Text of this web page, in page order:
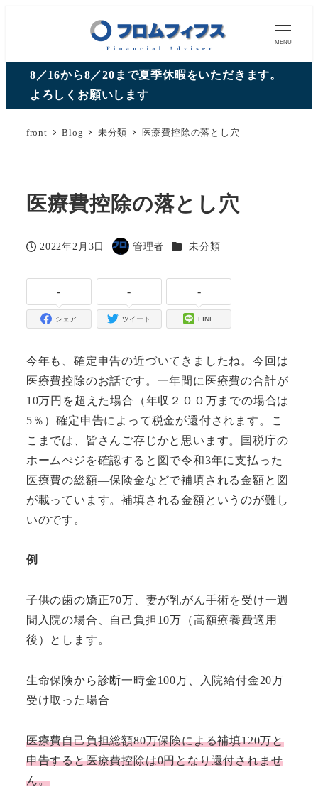
MENU
8／16から8／20まで夏季休暇をいただきます。
よろしくお願いします
front Blog 未分類 医療費控除の落とし穴
医療費控除の落とし穴
投稿日
2022年2月3日
著
管理者 カテゴリー
未分類
-
シェア
-
ツイート
-
LINE
今年も、確定申告の近づいてきましたね。今回は
医療費控除のお話です。一年間に医療費の合計が
10万円を超えた場合（年収２００万までの場合は
5％）確定申告によって税金が還付されます。こ
こまでは、皆さんご存じかと思います。国税庁の
ホームぺジを確認すると図で令和3年に支払った
医療費の総額―保険金などで補填される金額と図
が載っています。補填される金額というのが難し
いのです。
例
子供の歯の矯正70万、妻が乳がん手術を受け一週
間入院の場合、自己負担10万（高額療養費適用
後）とします。
生命保険から診断一時金100万、入院給付金20万
受け取った場合
医療費自己負担総額80万保険による補填120万と
申告すると医療費控除は0円となり還付されませ
ん。